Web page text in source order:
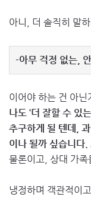
아니, 더 솔직히 말
-아무 걱정 없는,
이어야 하는 건 아
나도 ‘더 잘할 수 있
추구하게 될 텐데,
이나 될까 싶습니다.
물론이고, 상대 가
냉정하며 객관적이